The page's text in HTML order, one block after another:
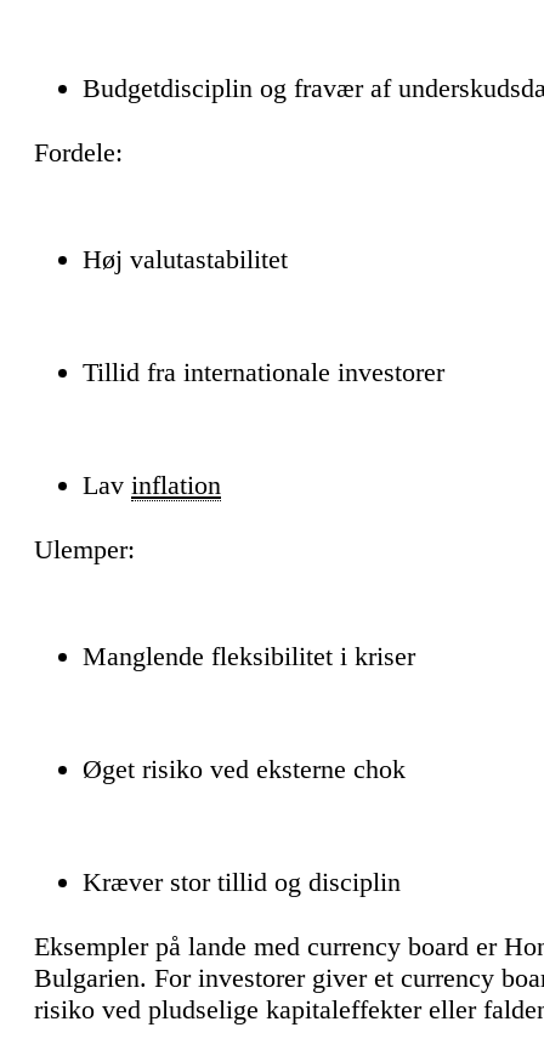
Budgetdisciplin og fravær af
Fordele:
Høj valutastabilitet
Tillid fra internationale investorer
Lav inflation
Ulemper:
Manglende fleksibilitet i kriser
Øget risiko ved eksterne chok
Kræver stor tillid og disciplin
Eksempler på lande med currency board er
Bulgarien. For investorer giver et currency
risiko ved pludselige kapitaleffekter eller